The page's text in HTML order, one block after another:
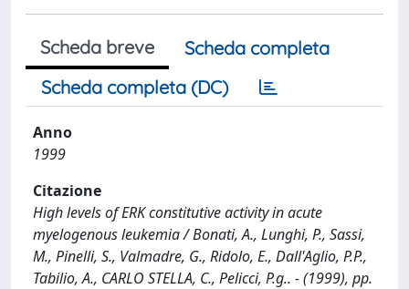
Scheda breve
Scheda completa
Scheda completa (DC)
Anno
1999
Citazione
High levels of ERK constitutive activity in acute
myelogenous leukemia / Bonati, A., Lunghi, P., Sassi,
M., Pinelli, S., Valmadre, G., Ridolo, E., Dall'Aglio, P.P.,
Tabilio, A., CARLO STELLA, C., Pelicci, P.g.. - (1999), pp.